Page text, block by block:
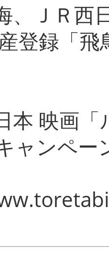
、ＪＲ西
登録「
本 映画
ャンペー